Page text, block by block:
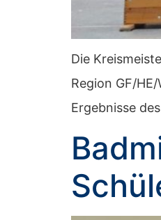
Die
Region GF/
Ergebnisse